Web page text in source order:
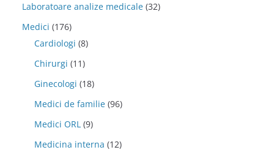
Laboratoare analize medicale (32)
Medici (176)
Cardiologi (8)
Chirurgi (11)
Ginecologi (18)
Medici de familie (96)
Medici ORL (9)
Medicina interna (12)